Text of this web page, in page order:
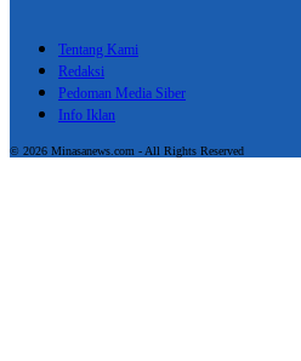
Tentang Kami
Redaksi
Pedoman Media Siber
Info Iklan
© 2026 Minasanews.com - All Rights Reserved